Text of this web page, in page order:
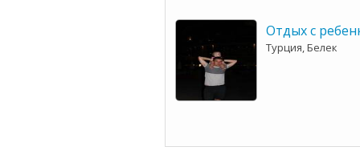
Отдых с
Турция, Белек